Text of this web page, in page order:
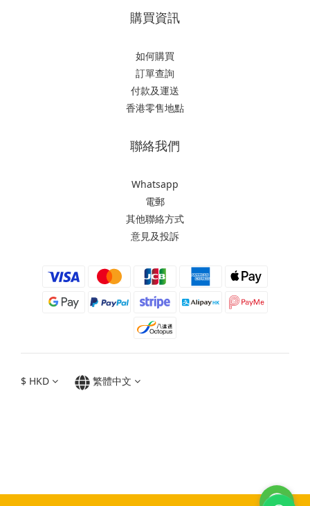
購買資訊
如何購買
訂單查詢
付款及運送
香港零售地點
聯絡我們
Whatsapp
電郵
其他聯絡方式
意見及投訴
$ HKD 繁體中文